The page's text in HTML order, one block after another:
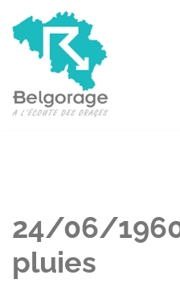
Aller
24/06/
pluies